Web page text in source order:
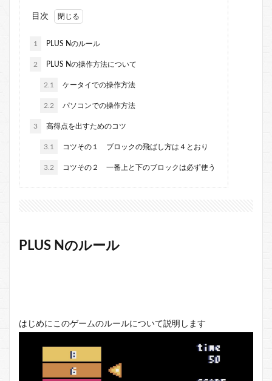
目次
1 PLUS Nのルール
2 PLUS Nの操作方法について
2.1 ケータイでの操作方法
2.2 パソコンでの操作方法
3 高得点を出すためのコツ
3.1 コツその１ ブロックの飛ばし方は４とおり
3.2 コツその２ 一番上と下のブロックは必ず使う
PLUS Nのルール
はじめにこのゲームのルールについて説明します